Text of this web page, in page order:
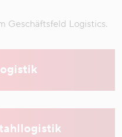
Geschäftsfeld Logistics.